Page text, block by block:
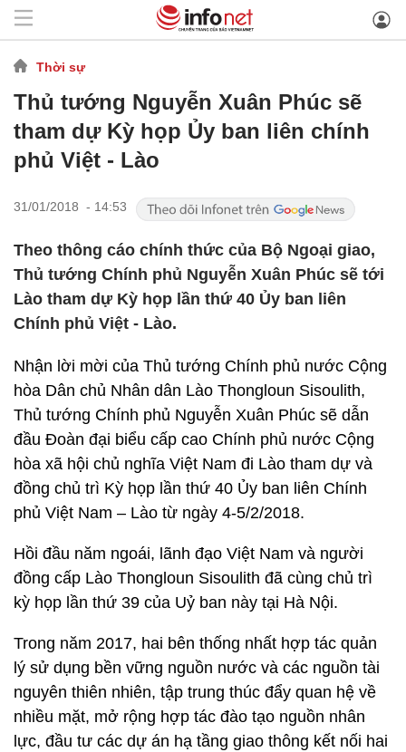
Thời sự
Thủ tướng Nguyễn Xuân Phúc sẽ
tham dự Kỳ họp Ủy ban liên chính
phủ Việt - Lào
31/01/2018 - 14:53
Theo thông cáo chính thức của Bộ Ngoại giao,
Thủ tướng Chính phủ Nguyễn Xuân Phúc sẽ tới
Lào tham dự Kỳ họp lần thứ 40 Ủy ban liên
Chính phủ Việt - Lào.
Nhận lời mời của Thủ tướng Chính phủ nước Cộng
hòa Dân chủ Nhân dân Lào Thongloun Sisoulith,
Thủ tướng Chính phủ Nguyễn Xuân Phúc sẽ dẫn
đầu Đoàn đại biểu cấp cao Chính phủ nước Cộng
hòa xã hội chủ nghĩa Việt Nam đi Lào tham dự và
đồng chủ trì Kỳ họp lần thứ 40 Ủy ban liên Chính
phủ Việt Nam – Lào từ ngày 4-5/2/2018.
Hồi đầu năm ngoái, lãnh đạo Việt Nam và người
đồng cấp Lào Thongloun Sisoulith đã cùng chủ trì
kỳ họp lần thứ 39 của Uỷ ban này tại Hà Nội.
Trong năm 2017, hai bên thống nhất hợp tác quản
lý sử dụng bền vững nguồn nước và các nguồn tài
nguyên thiên nhiên, tập trung thúc đẩy quan hệ về
nhiều mặt, mở rộng hợp tác đào tạo nguồn nhân
lực, đầu tư các dự án hạ tầng giao thông kết nối hai